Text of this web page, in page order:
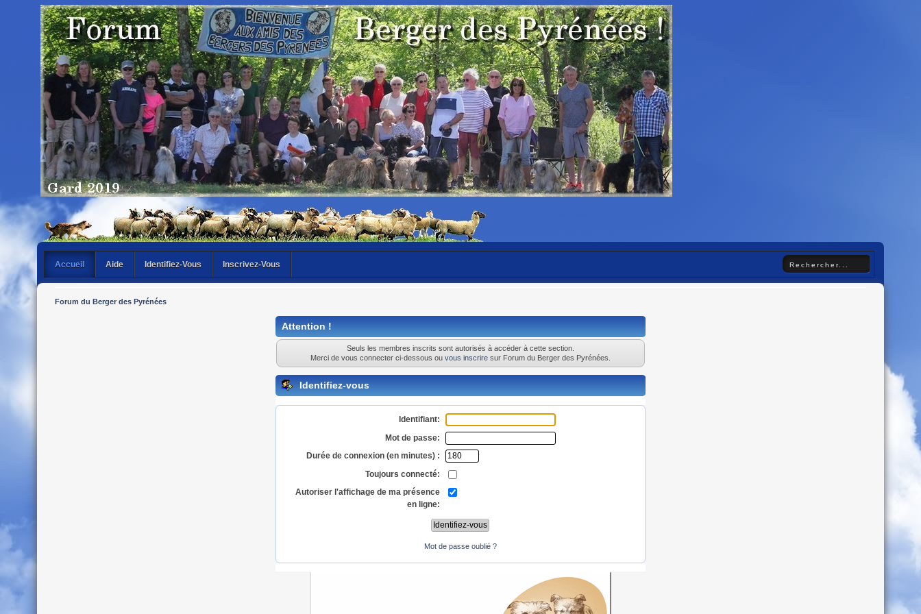
Accueil Aide Identifiez-Vous Inscrivez-Vous
Forum du Berger des Pyrénées
Attention !
Seuls les membres inscrits sont autorisés à accéder à cette section.
Merci de vous connecter ci-dessous ou vous inscriresur Forum du Berger des Pyrénées.
Identifiez-vous
Identifiant:
Mot de passe:
Durée de connexion (en minutes) :
Toujours connecté:
Autoriser l'affichage de ma présence
en ligne:
Mot de passe oublié ?